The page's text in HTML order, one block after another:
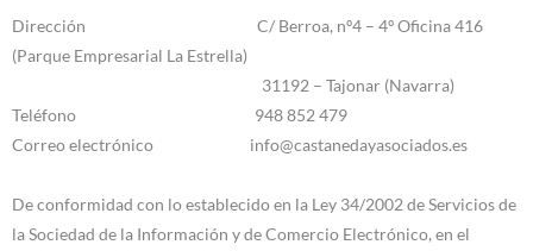
Dirección C/ Berroa, nº4 – 4º Oficina 416
(Parque Empresarial La Estrella)
31192 – Tajonar (Navarra)
Teléfono 948 852 479
Correo electrónico info@castanedayasociados.es
De conformidad con lo establecido en la Ley 34/2002 de Servicios de
la Sociedad de la Información y de Comercio Electrónico, en el